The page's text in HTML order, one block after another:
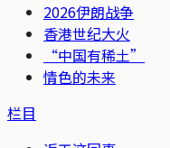
2026伊朗战争
香港世纪大火
“中国有稀土”
情色的未来
栏目